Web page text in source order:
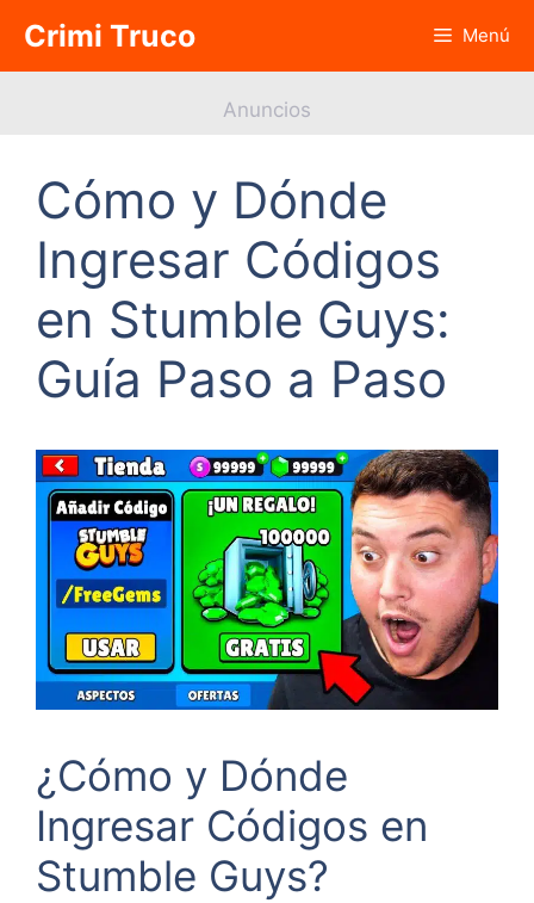
contenido
Crimi Truco Menú
Anuncios
Cómo y Dónde
Ingresar Códigos
en Stumble Guys:
Guía Paso a Paso
¿Cómo y Dónde
Ingresar Códigos en
Stumble Guys?